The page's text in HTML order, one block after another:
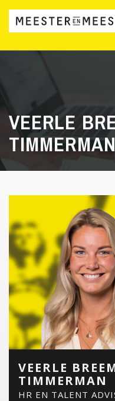
VEERLE
VEERLE
TIMMERMAN
HR EN TALENT